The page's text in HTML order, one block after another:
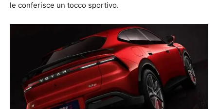
le conferisce un tocco sportivo.